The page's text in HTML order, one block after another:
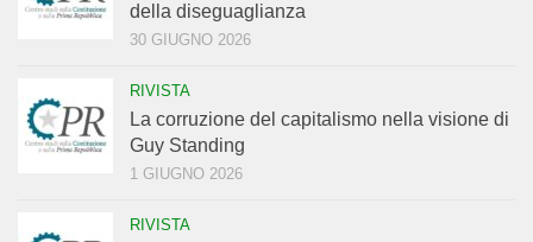
della diseguaglianza
30 GIUGNO 2026
RIVISTA
La corruzione del capitalismo nella visione di
Guy Standing
1 GIUGNO 2026
RIVISTA